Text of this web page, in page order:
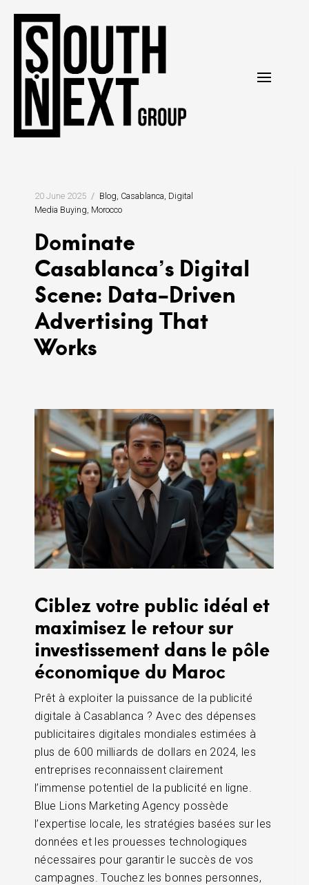
content
20 June 2025 Blog Casablanca Digital
Media Buying Morocco
Dominate
Casablanca’s Digital
Scene: Data-Driven
Advertising That
Works
Ciblez votre public idéal et
maximisez le retour sur
investissement dans le pôle
économique du Maroc
Prêt à exploiter la puissance de la publicité
digitale à Casablanca ? Avec des dépenses
publicitaires digitales mondiales estimées à
plus de 600 milliards de dollars en 2024, les
entreprises reconnaissent clairement
l’immense potentiel de la publicité en ligne.
Blue Lions Marketing Agency possède
l’expertise locale, les stratégies basées sur les
données et les prouesses technologiques
nécessaires pour garantir le succès de vos
campagnes. Touchez les bonnes personnes,